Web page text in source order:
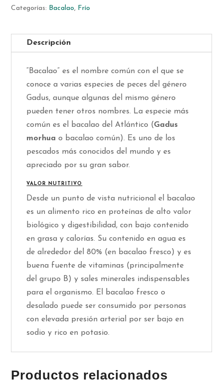
Categorías: Bacalao, Frío
Descripción
“Bacalao” es el nombre común con el que se
conoce a varias especies de peces del género
Gadus, aunque algunas del mismo género
pueden tener otros nombres. La especie más
común es el bacalao del Atlántico (Gadus
morhua o bacalao común). Es uno de los
pescados más conocidos del mundo y es
apreciado por su gran sabor.
VALOR NUTRITIVO
Desde un punto de vista nutricional el bacalao
es un alimento rico en proteínas de alto valor
biológico y digestibilidad, con bajo contenido
en grasa y calorías. Su contenido en agua es
de alrededor del 80% (en bacalao fresco) y es
buena fuente de vitaminas (principalmente
del grupo B) y sales minerales indispensables
para el organismo. El bacalao fresco o
desalado puede ser consumido por personas
con elevada presión arterial por ser bajo en
sodio y rico en potasio.
Productos relacionados